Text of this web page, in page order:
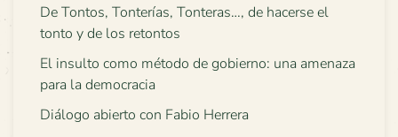
De Tontos, Tonterías, Tonteras…, de hacerse el
tonto y de los retontos
El insulto como método de gobierno: una amenaza
para la democracia
Diálogo abierto con Fabio Herrera